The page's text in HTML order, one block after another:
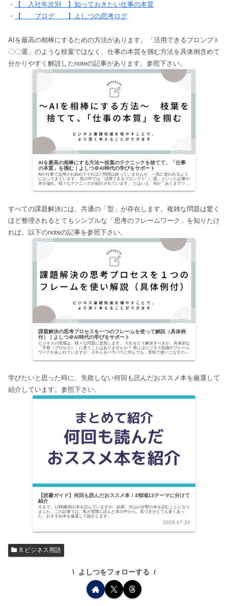
・
【 入社年次別 】知っておきたい仕事の本質
・
【 ブログ 】よしつの思考ログ
AIを最高の相棒にするための方法があります。「活用できるプロンプト
〇〇選」のような枝葉ではなく、仕事の本質を掴む方法を具体例含めて
分かりやすく解説したnoteの記事があります。参照下さい。
AIを最高の相棒にする方法〜枝葉のテクニックを捨てて、「仕事
の本質」を掴む｜よしつ＠AI時代の学びをサポート
AIが仕事で活用され始めてそれほど時間は経っていませんが、一気に使われるよう
になってきています。 世の中では「活用できるプロンプト〇〇選」といった記事や
本が溢れ、様々なテクニックが紹介されています。 とはいえ、AIが「あくまでツー
すべての課題解決には、共通の「型」が存在します。複雑な問題は驚く
ほど整理されるとてもシンプルな「思考のフレームワーク」を知りたけ
れば、以下のnoteの記事を参照下さい。
課題解決の思考プロセスを一つのフレームを使って解説（具体例
付）｜よしつ＠AI時代の学びをサポート
ビジネスの現場は、様々な問題に直面します。 それをどう解決すべきか、具体的な
「手順（プロセス）」に迷うことはありませんか？ 巷にはビジネス知識やフレーム
ワークがあふれていますが、それらをバラバラに学んでも、実戦で使いこなすのは
学びたいと思った時に、失敗しない何回も読んだおススメ本を厳選して
紹介しています。参照下さい。
【読書ガイド】何回も読んだおススメ本！4領域13テーマに分けて
紹介
今まで、1,000冊弱の本を読んでいますが、結果、沢山の分野の本を読むことになり
ました。この記事では、私が実際に読んだ本の中から、気づきがとても多くあっ
た、おすすめ本を厳選して紹介します。
2026.07.20
8.ビジネス用語
よしつをフォローする